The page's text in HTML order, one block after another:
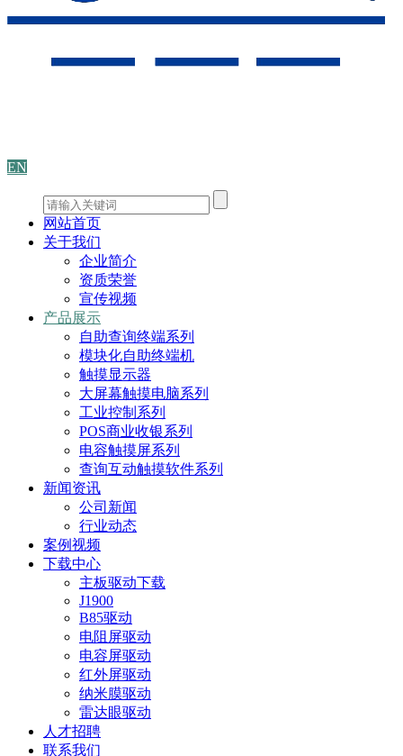
EN
网站首页
关于我们
企业简介
资质荣誉
宣传视频
产品展示
自助查询终端系列
模块化自助终端机
触摸显示器
大屏幕触摸电脑系列
工业控制系列
POS商业收银系列
电容触摸屏系列
查询互动触摸软件系列
新闻资讯
公司新闻
行业动态
案例视频
下载中心
主板驱动下载
J1900
B85驱动
电阻屏驱动
电容屏驱动
红外屏驱动
纳米膜驱动
雷达眼驱动
人才招聘
联系我们